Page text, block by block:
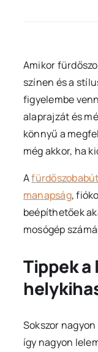
Amikor
színen és a
figyelembe
alaprajzát és
könnyű a
még akkor, ha
A
manapság,
beépíthetőek
mosógép
Tippek
Sokszor
így nagyon